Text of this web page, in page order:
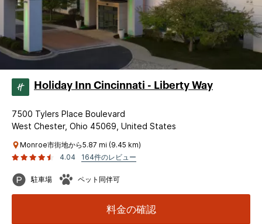
Holiday Inn Cincinnati - Liberty Way
7500 Tylers Place Boulevard
West Chester, Ohio 45069, United States
Monroe市街地から5.87 mi (9.45 km)
4.04
164件のレビュー
駐車場 ペット同伴可
料金の確認